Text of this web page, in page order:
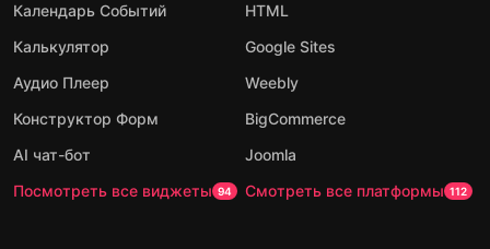
Календарь Событий
Калькулятор
Аудио Плеер
Конструктор Форм
AI чат-бот
Посмотреть все виджеты 94
HTML
Google Sites
Weebly
BigCommerce
Joomla
Смотреть все платформы 112